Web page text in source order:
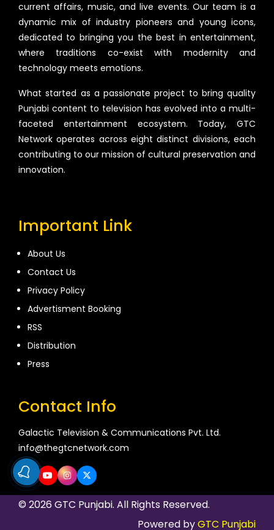
current affairs, music, and live events. Our team is a
dynamic mix of industry pioneers and young icons,
dedicated to bringing you the best in entertainment,
where traditions co-exist with modernity and
technology meets emotions.
What started as a passionate project to bring quality
Punjabi content to television has evolved into a multi-
faceted entertainment ecosystem. Today, GTC
Network operates across eight distinct divisions, each
contributing to our mission of cultural preservation and
innovation.
Important Link
About Us
Contact Us
Privacy Policy
Advertisment Booking
RSS
Distribution
Press
Contact Info
Galactic Television & Communications Pvt. Ltd.
info@thegtcnetwork.com
© 2026 GTC Punjabi. All Rights Reserved.
Powered byGTC Punjabi